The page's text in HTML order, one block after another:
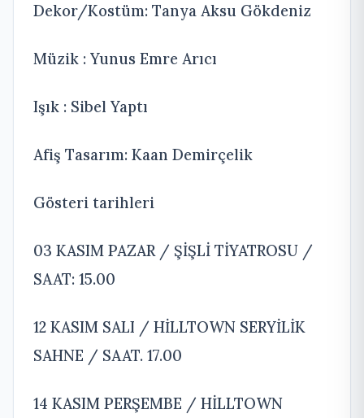
Dekor/Kostüm: Tanya Aksu Gökdeniz
Müzik : Yunus Emre Arıcı
Işık : Sibel Yaptı
Afiş Tasarım: Kaan Demirçelik
Gösteri tarihleri
03 KASIM PAZAR / ŞİŞLİ TİYATROSU /
SAAT: 15.00
12 KASIM SALI / HİLLTOWN SERYİLİK
SAHNE / SAAT. 17.00
14 KASIM PERŞEMBE / HİLLTOWN